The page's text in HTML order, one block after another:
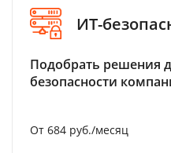
ИТ-
Подобрать решения
безопасности
От 684 руб./месяц